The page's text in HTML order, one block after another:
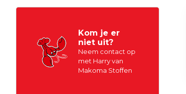
Kom je er
niet uit?
Neem contact op
met Harry van
Makoma Stoffen